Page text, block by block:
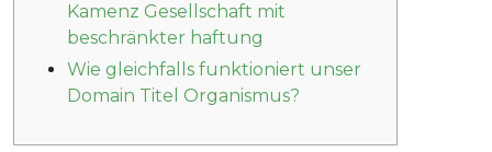
Kamenz Gesellschaft mit
beschränkter haftung
Wie gleichfalls funktioniert unser
Domain Titel Organismus?